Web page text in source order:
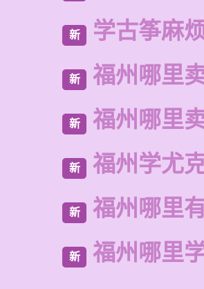
新 学古筝麻
新 福州哪里
新 福州哪里
新 福州学尤
新 福州哪里
新 福州哪里